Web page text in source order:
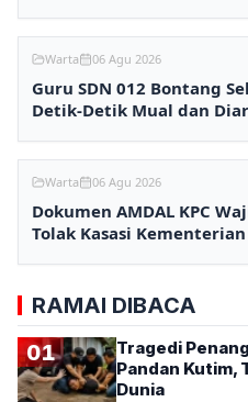
Warta 06 Agu 2026
Guru SDN 012 Bontang
Detik-Detik Mual dan
Warta 06 Agu 2026
Dokumen AMDAL KPC
Tolak Kasasi Kementerian
RAMAI DIBACA
01
Tragedi
Pandan Kutim,
Dunia